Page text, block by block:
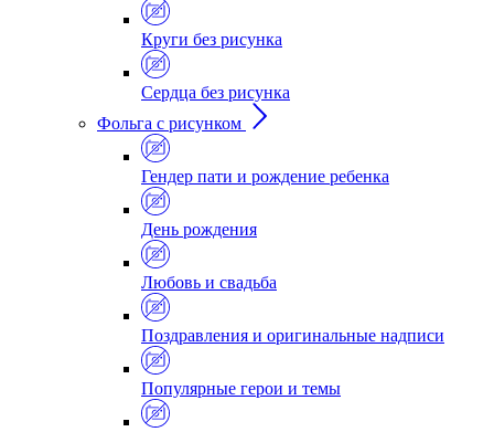
Круги без рисунка
Сердца без рисунка
Фольга с рисунком
Гендер пати и рождение ребенка
День рождения
Любовь и свадьба
Поздравления и оригинальные надписи
Популярные герои и темы